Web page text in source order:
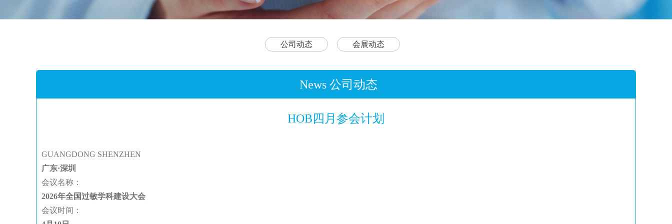
公司动态 会展动态
News 公司动态
HOB四月参会计划
GUANGDONG SHENZHEN
广东·深圳
会议名称：
2026年全国过敏学科建设大会
会议时间：